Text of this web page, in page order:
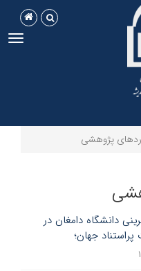
پژوهشی
دانشگاه دامغان در
جهان؛